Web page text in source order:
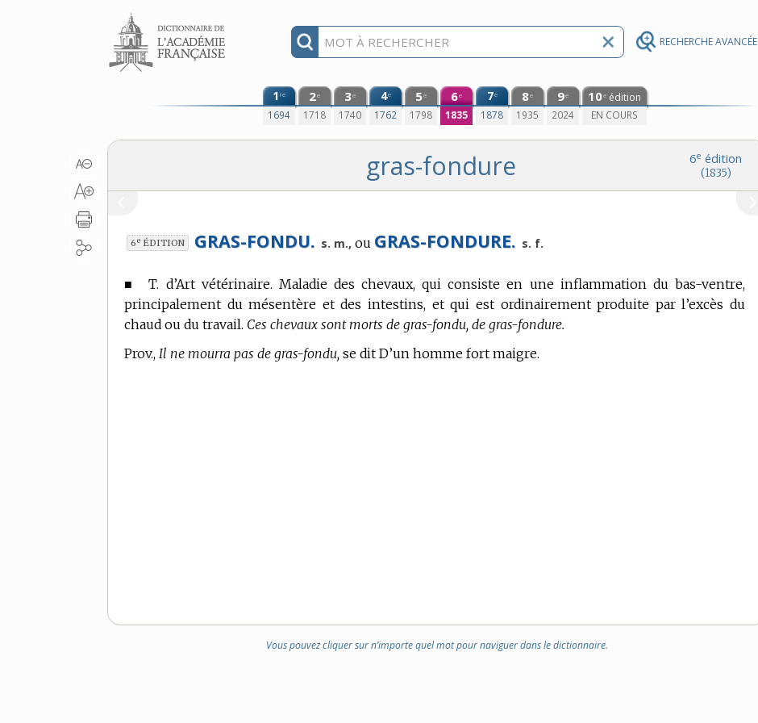
RECHERCHE AVANCÉE
Aller au contenu
1re
1694
2e
1718
3e
1740
4e
1762
5e
1798
6e
1835
7e
1878
8e
1935
9e
2024
10e édition
EN COURS
6e édition
(1835)
gras-fondure
6e ÉDITION GRAS-FONDU. s. m., ou GRAS-FONDURE. s. f.
■T. d’Art vétérinaire. Maladie des chevaux, qui consiste en une inflammation du bas-ventre,
principalement du mésentère et des intestins, et qui est ordinairement produite par l’excès du
chaud ou du travail. Ces chevaux sont morts de gras-fondu, de gras-fondure.
Prov., Il ne mourra pas de gras-fondu, se dit D’un homme fort maigre.
Vous pouvez cliquer sur n’importe quel mot pour naviguer dans le dictionnaire.